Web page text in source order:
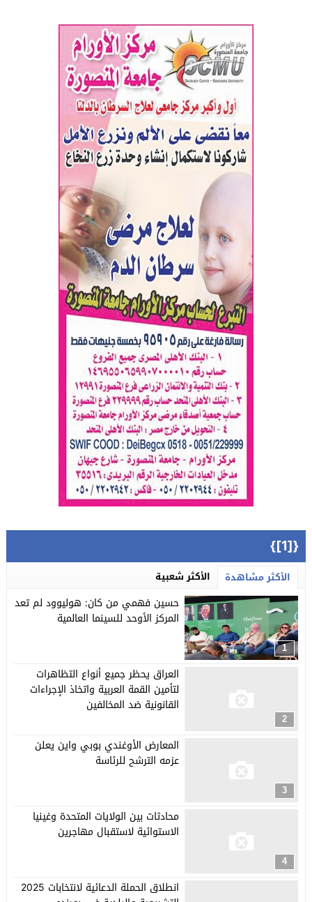
{[1]}
الأكثر مشاهدة الأكثر شعبية
1
حسين فهمي من كان: هوليوود لم تعد
المركز الأوحد للسينما العالمية
2
العراق يحظر جميع أنواع التظاهرات
لتأمين القمة العربية واتخاذ الإجراءات
القانونية ضد المخالفين
3
المعارض الأوغندي بوبي واين يعلن
عزمه الترشح للرئاسة
4
محادثات بين الولايات المتحدة وغينيا
الاستوائية لاستقبال مهاجرين
انطلاق الحملة الدعائية لانتخابات 2025